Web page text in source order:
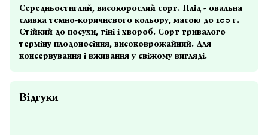
Середньостиглий, високорослий сорт. Плід - овальна
сливка темно-коричневого кольору, масою до 100 г.
Стійкий до посухи, тіні і хвороб. Сорт тривалого
терміну плодоносіння, високоврожайний. Для
консервування і вживання у свіжому вигляді.
Відгуки